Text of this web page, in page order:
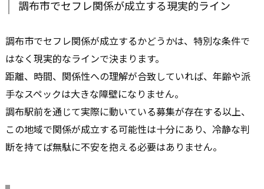
調布市でセフレ関係が成立する現実的ライン
調布市でセフレ関係が成立するかどうかは、特別な条件で
はなく現実的なラインで決まります。
距離、時間、関係性への理解が合致していれば、年齢や派
手なスペックは大きな障壁になりません。
調布駅前を通じて実際に動いている募集が存在する以上、
この地域で関係が成立する可能性は十分にあり、冷静な判
断を持てば無駄に不安を抱える必要はありません。